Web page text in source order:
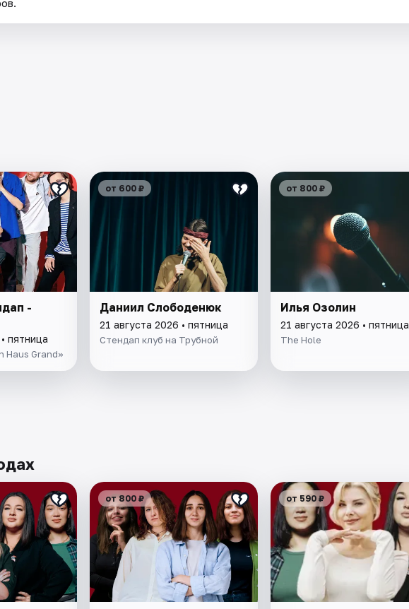
-
пятница
Haus Grand»
от 600 ₽
Даниил Слободенюк
21 августа 2026 • пятница
Стендап клуб на Трубной
от 800 ₽
Илья Озолин
21 августа 2026 • пятница
The Hole
от 800 ₽ от 590 ₽